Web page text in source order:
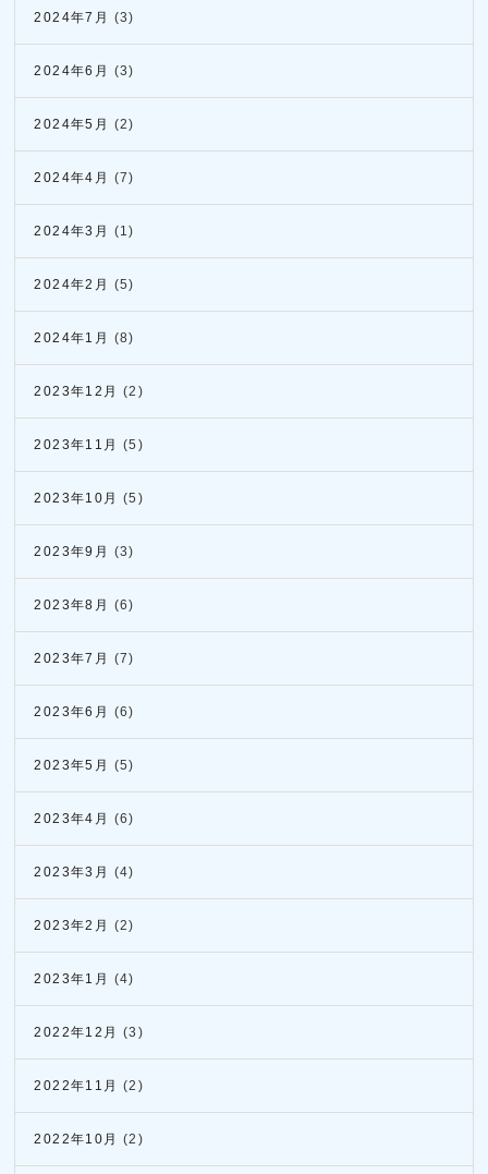
2024年7月 (3)
2024年6月 (3)
2024年5月 (2)
2024年4月 (7)
2024年3月 (1)
2024年2月 (5)
2024年1月 (8)
2023年12月 (2)
2023年11月 (5)
2023年10月 (5)
2023年9月 (3)
2023年8月 (6)
2023年7月 (7)
2023年6月 (6)
2023年5月 (5)
2023年4月 (6)
2023年3月 (4)
2023年2月 (2)
2023年1月 (4)
2022年12月 (3)
2022年11月 (2)
2022年10月 (2)